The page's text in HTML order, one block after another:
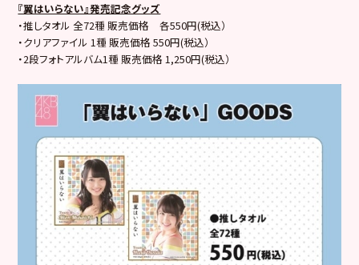
『翼はいらない』発売記念グッズ
・推しタオル 全72種 販売価格 各550円(税込）
・クリアファイル 1種 販売価格 550円(税込）
・2段フォトアルバム1種 販売価格 1,250円(税込）